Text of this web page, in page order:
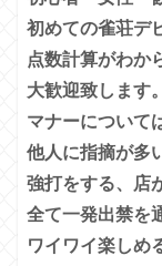
初めての雀荘デ
点数計算がわか
大歓迎致します
マナーについて
他人に指摘が多
強打をする、店
全て一発出禁を
ワイワイ楽しめ